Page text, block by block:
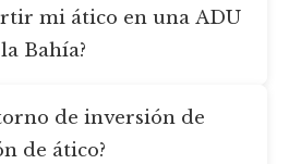
mi ático en una ADU
Bahía?
de inversión de
de ático?